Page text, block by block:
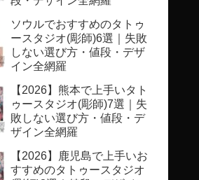
ソウルでおすすめのタトゥ
ースタジオ(彫師)6選｜失敗
しない選び方・値段・デザ
イン全網羅
【2026】熊本で上手いタト
ゥースタジオ(彫師)7選｜失
敗しない選び方・値段・デ
ザイン全網羅
【2026】鹿児島で上手いお
すすめのタトゥースタジオ